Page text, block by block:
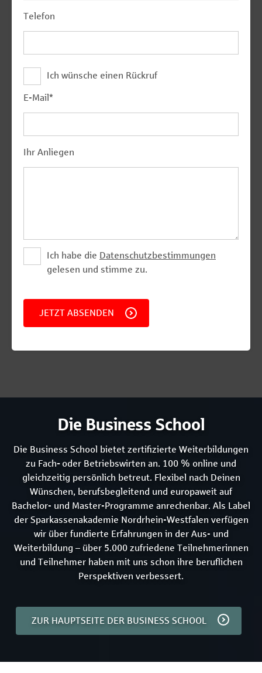
Telefon
Ich wünsche einen Rückruf
E-Mail*
Ihr Anliegen
Ich habe die Datenschutzbestimmungen
gelesen und stimme zu.
JETZT ABSENDEN
Die Business School
Die Business School bietet zertifizierte Weiterbildungen
zu Fach- oder Betriebswirten an. 100 % online und
gleichzeitig persönlich betreut. Flexibel nach Deinen
Wünschen, berufsbegleitend und europaweit auf
Bachelor- und Master-Programme anrechenbar. Als Label
der Sparkassenakademie Nordrhein-Westfalen verfügen
wir über fundierte Erfahrungen in der Aus- und
Weiterbildung – über 5.000 zufriedene Teilnehmerinnen
und Teilnehmer haben mit uns schon ihre beruflichen
Perspektiven verbessert.
ZUR HAUPTSEITE DER BUSINESS SCHOOL